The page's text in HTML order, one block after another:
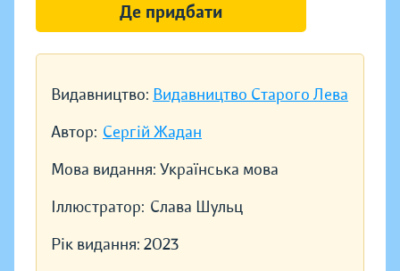
Видавництво: Видавництво Старого Лева
Автор: Сергій Жадан
Мова видання: Українська мова
Іллюстратор: Слава Шульц
Рік видання: 2023
Де придбати